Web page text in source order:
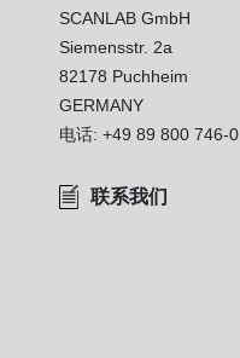
SCANLAB GmbH
Siemensstr. 2a
82178 Puchheim
GERMANY
电话: +49 89 800 746-0
联系我们